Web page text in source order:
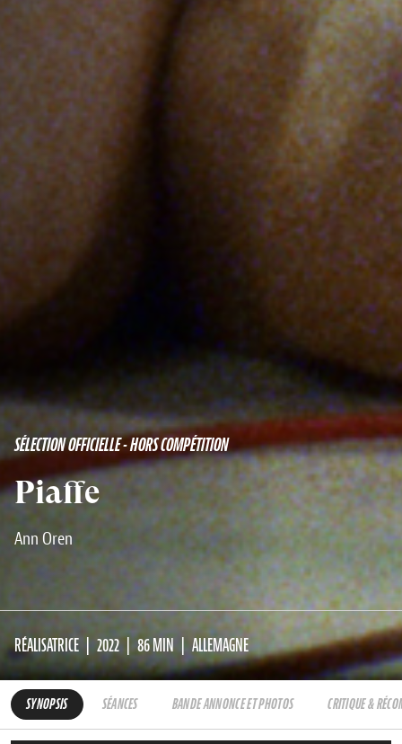
SÉLECTION OFFICIELLE - HORS COMPÉTITION
Piaffe
Ann Oren
RÉALISATRICE 2022 86 MIN ALLEMAGNE
SYNOPSIS SÉANCES BANDE ANNONCE ET PHOTOS CRITIQUE &